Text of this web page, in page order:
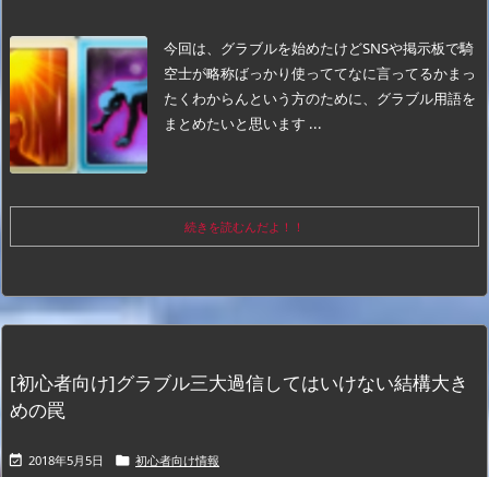
今回は、グラブルを始めたけどSNSや掲示板で騎
空士が略称ばっかり使っててなに言ってるかまっ
たくわからんという方のために、グラブル用語を
まとめたいと思います ...
続きを読むんだよ！！
[初心者向け]グラブル三大過信してはいけない結構大き
めの罠
 2018年5月5日  初心者向け情報